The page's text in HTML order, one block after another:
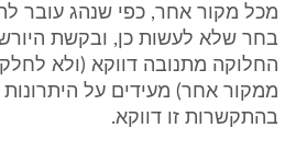
מכל מקור אחר, כפי שנהג עובר
בחר שלא לעשות כן, ובקשת
החלוקה מתנובה דווקא (ולא
ממקור אחר) מעידים על היתרונות
בהתקשרות זו דווקא.